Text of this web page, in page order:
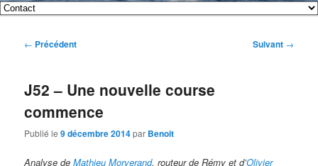
Menu
Aller
au
principal
Aller
au
secondaire
Navigation
← Précédent Suivant →
J52 – Une nouvelle course
commence
Publié le9 décembre 2014par Benoit
Analyse deMathieu Morverand, routeur de Rémy et d’Olivier